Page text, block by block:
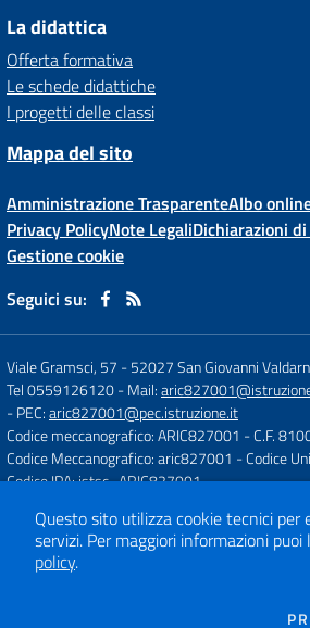
La didattica
Offerta formativa
Le schede didattiche
I progetti delle classi
Mappa del sito
Amministrazione TrasparenteAlbo
Privacy PolicyNote LegaliDichiarazioni
Gestione cookie
Seguici su:
Viale Gramsci, 57 -52027 San Giovanni
Tel 0559126120- Mail:
- PEC:aric827001@pec.istruzione.it
Codice meccanografico: ARIC827001 - C.F.
Codice Meccanografico: aric827001 - Codice
Codice IPA: istsc_ARIC827001
Concept &
Questo sito utilizza cookie tecnici per
servizi. Per maggiori informazioni puoi
policy.